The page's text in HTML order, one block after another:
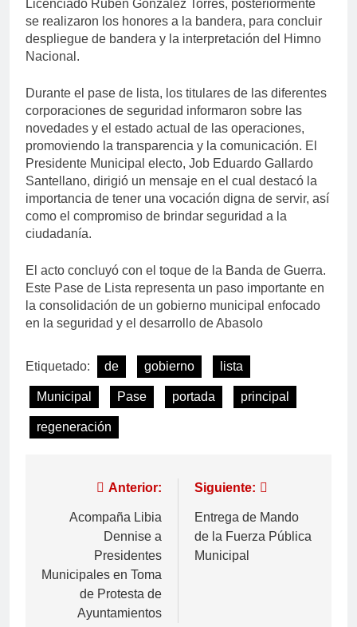
Licenciado Rubén González Torres, posteriormente
se realizaron los honores a la bandera, para concluir
despliegue de bandera y la interpretación del Himno
Nacional.
Durante el pase de lista, los titulares de las diferentes
corporaciones de seguridad informaron sobre las
novedades y el estado actual de las operaciones,
promoviendo la transparencia y la comunicación. El
Presidente Municipal electo, Job Eduardo Gallardo
Santellano, dirigió un mensaje en el cual destacó la
importancia de tener una vocación digna de servir, así
como el compromiso de brindar seguridad a la
ciudadanía.
El acto concluyó con el toque de la Banda de Guerra.
Este Pase de Lista representa un paso importante en
la consolidación de un gobierno municipal enfocado
en la seguridad y el desarrollo de Abasolo
Etiquetado: de gobierno lista
Municipal Pase portada principal
regeneración
Anterior:
Acompaña Libia
Dennise a
Presidentes
Municipales en Toma
de Protesta de
Ayuntamientos
Siguiente:
Entrega de Mando
de la Fuerza Pública
Municipal